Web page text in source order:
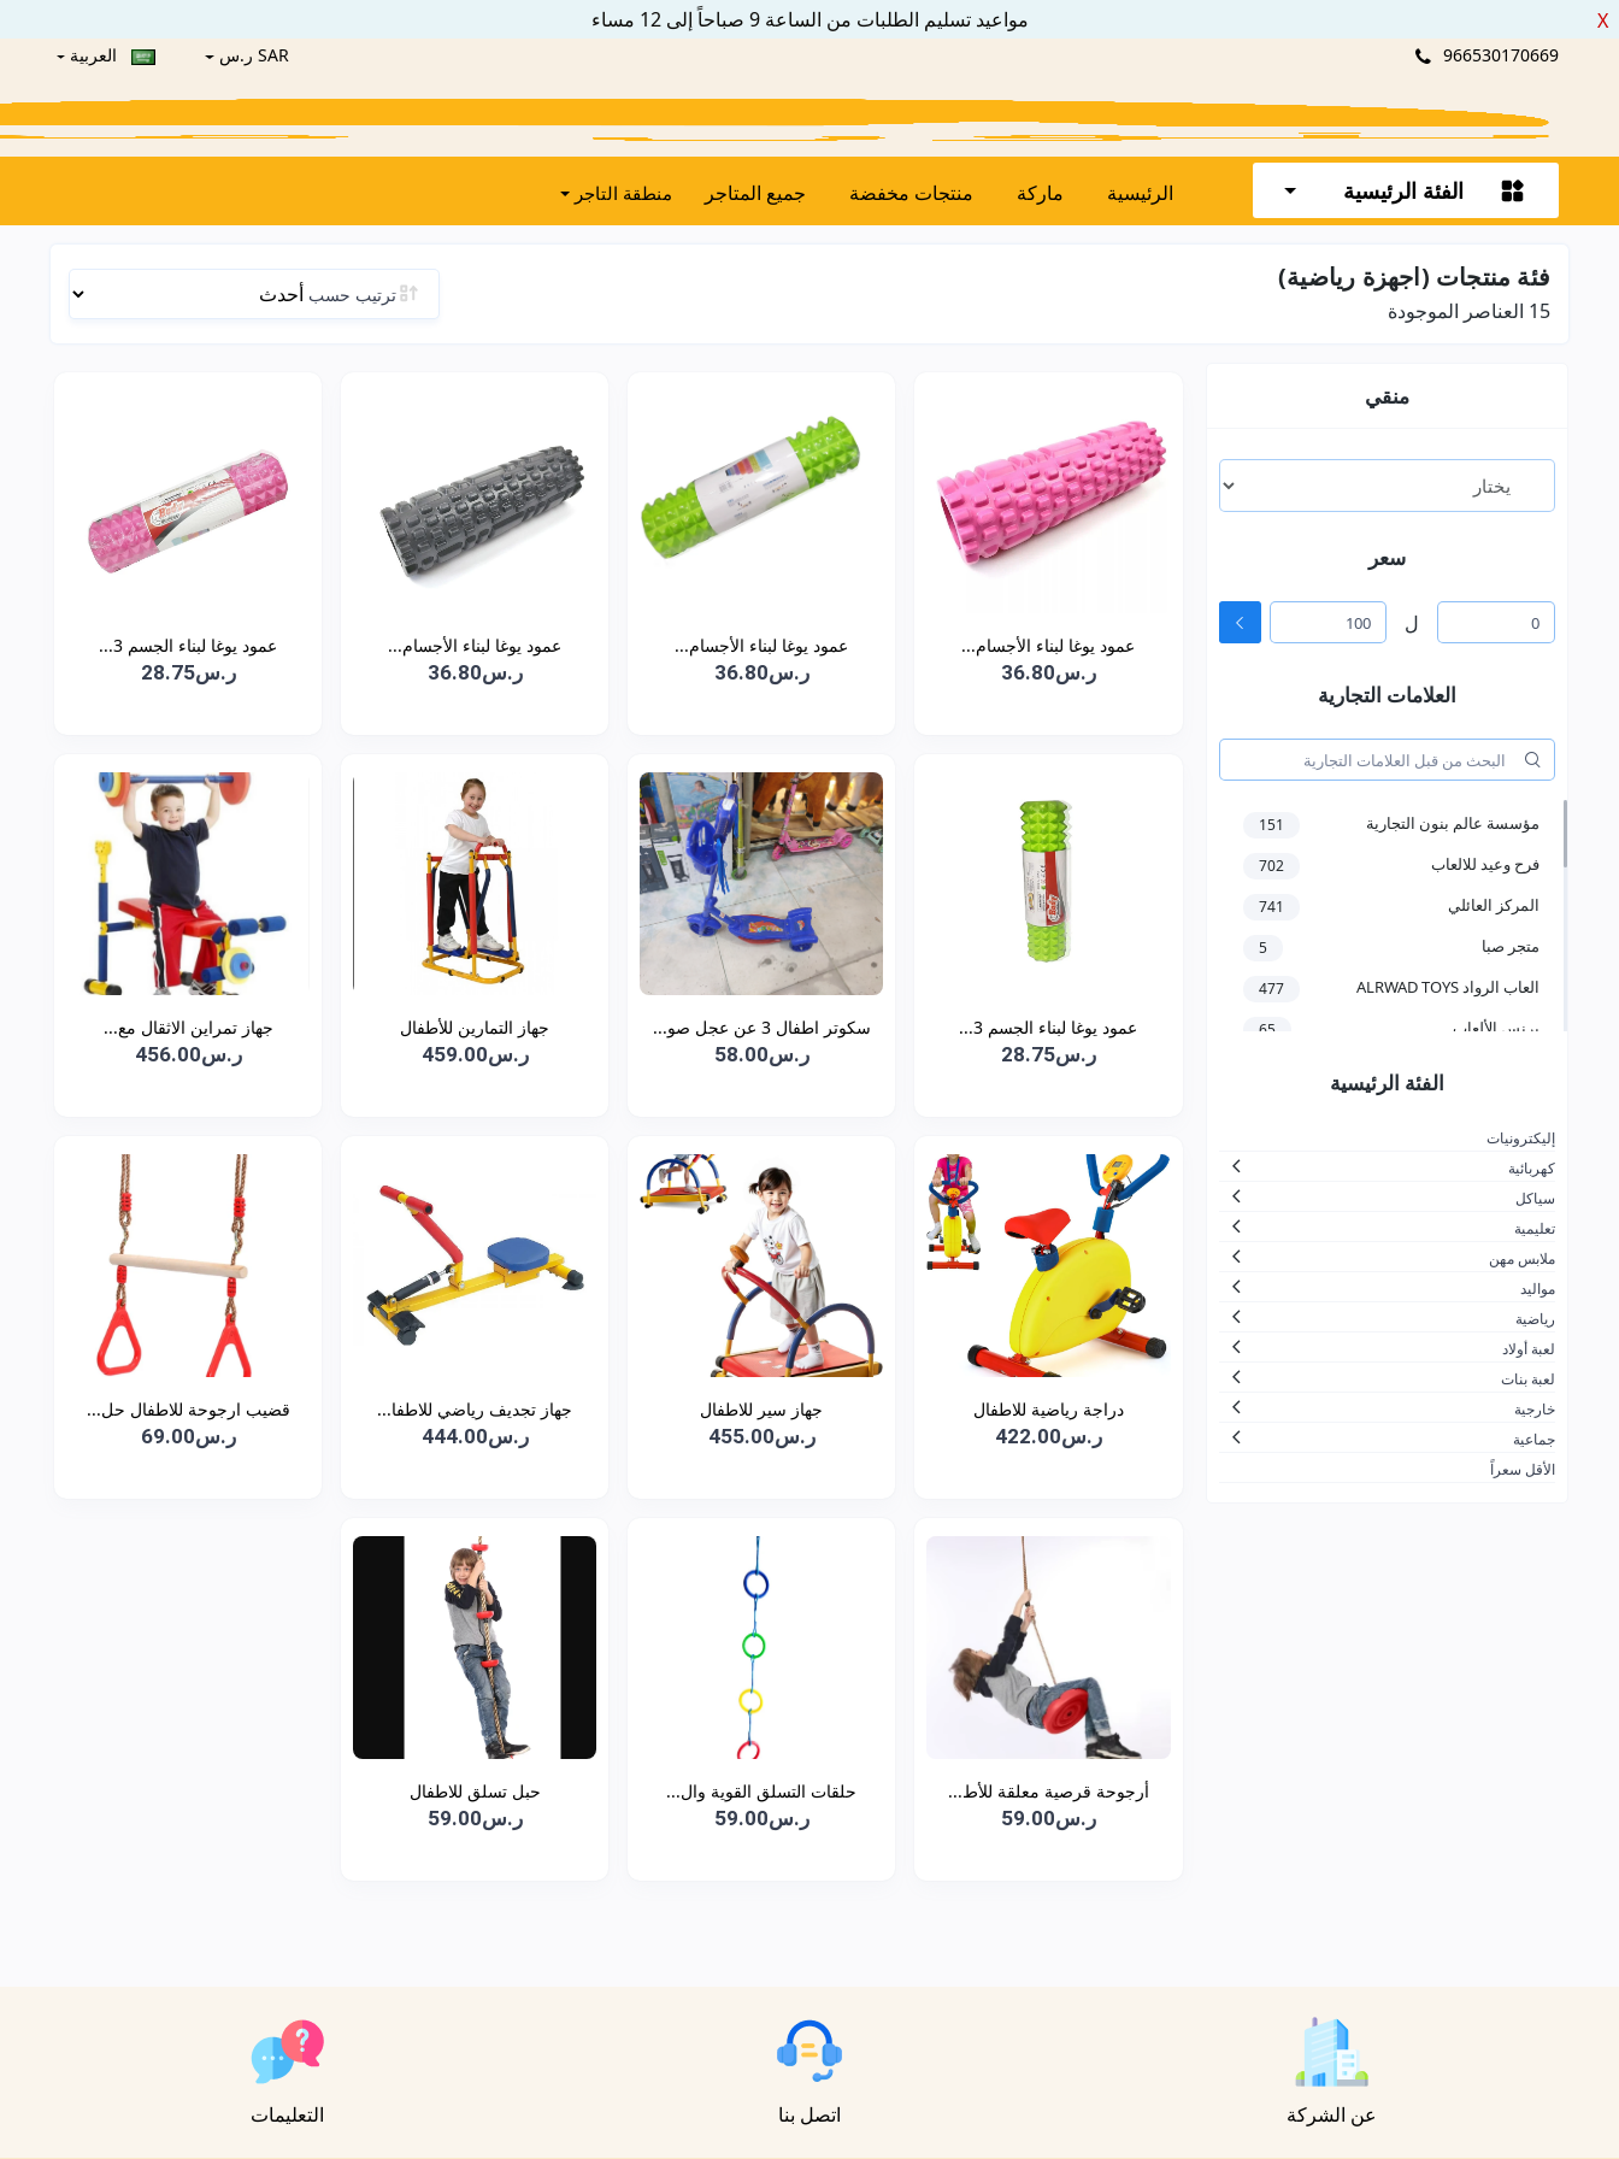
مواعيد تسليم الطلبات من الساعة 9 صباحاً إلى 12 مساء X
966530170669 SAR ر.س العربية
الفئة الرئيسية الرئيسية ماركة منتجات مخفضة جميع المتاجر منطقة التاجر
فئة منتجات (اجهزة رياضية)
15 العناصر الموجودة
ترتيب حسب
منقي
سعر
ل
العلامات التجارية
مؤسسة عالم بنون التجارية 151
فرح وعيد للالعاب 702
المركز العائلي 741
متجر صبا 5
العاب الرواد ALRWAD TOYS 477
برنس الألعاب 65
مؤسسة سعد عبدالعزيز الخرعان
جزيرة المرح
الاسرار الجميلة بلايستيشن والعاب
اطفال
ضحكة لالعاب الأطفال
شركة مرن بلس التجارية
زمن الألعاب
شركة العاب السفير للتجارة
ألعاب القحطاني
شركة لعبتي الحديثة للألعاب
محترف العاب الكمبيوتر للتجارة
الفئة الرئيسية
إليكترونيات
كهربائية
سياكل
تعليمية
ملابس مهن
مواليد
رياضية
لعبة أولاد
لعبة بنات
خارجية
جماعية
الأقل سعراً
عمود يوغا لبناء الأجسام...
ر.س36.80
عمود يوغا لبناء الأجسام...
ر.س36.80
عمود يوغا لبناء الأجسام...
ر.س36.80
عمود يوغا لبناء الجسم 3...
ر.س28.75
عمود يوغا لبناء الجسم 3...
ر.س28.75
سكوتر اطفال 3 عن عجل صو...
ر.س58.00
جهاز التمارين للأطفال
ر.س459.00
جهاز تمراين الاثقال مع...
ر.س456.00
دراجة رياضية للاطفال
ر.س422.00
جهاز سير للاطفال
ر.س455.00
جهاز تجديف رياضي للاطفا...
ر.س444.00
قضيب ارجوحة للاطفال حل...
ر.س69.00
أرجوحة قرصية معلقة للأط...
ر.س59.00
حلقات التسلق القوية وال...
ر.س59.00
حبل تسلق للاطفال
ر.س59.00
عن الشركة اتصل بنا التعليمات